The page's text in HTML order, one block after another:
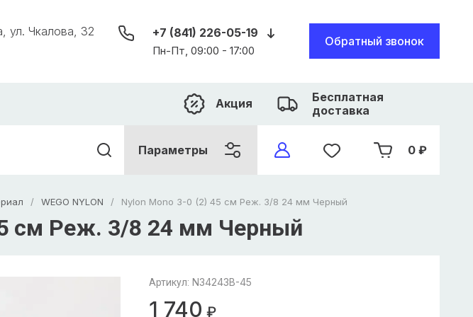
ул. Чкалова, 32 +7 (841) 226-05-19
Пн-Пт, 09:00 - 17:00
Обратный звонок
Акция
Бесплатная
доставка
Параметры 0 ₽
/ WEGO NYLON / Nylon Mono 3-0 (2) 45 см Реж. 3/8 24 мм Черный
см Реж. 3/8 24 мм Черный
Артикул: N34243B-45
1 740 ₽